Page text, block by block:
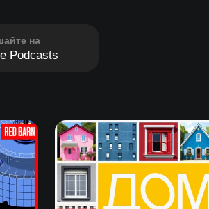
на
Podcasts